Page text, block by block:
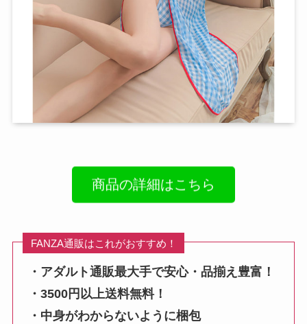
商品の詳細はこちら
FANZA通販はこれがおすすめ！
・アダルト通販最大手で安心・品揃え豊富！
・3500円以上送料無料！
・中身がわからないように梱包